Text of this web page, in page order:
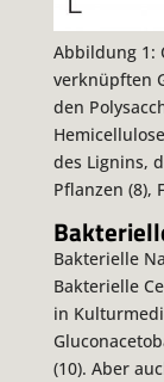
Abbildung 1:
verknüpften
den
des Lignins,
Pflanzen (8),
Bakterielle
Bakterielle
in
(10). Aber